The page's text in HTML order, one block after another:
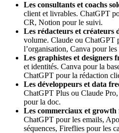
Les consultants et coachs
client et livrables. ChatGPT
CR, Notion pour le suivi.
Les rédacteurs et créateurs
volume. Claude ou ChatGPT
l’organisation, Canva pour les
Les graphistes et designers
et identités. Canva pour la
ChatGPT pour la rédaction
Les développeurs et data
ChatGPT Plus ou Claude
pour la doc.
Les commerciaux et growth
ChatGPT pour les emails,
séquences, Fireflies pour les